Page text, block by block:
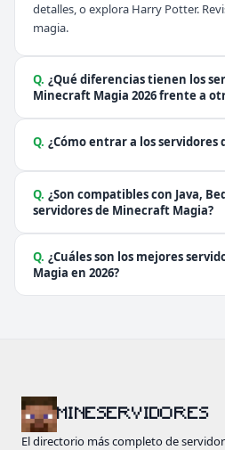
detalles, o explora Harry Potter.
magia.
Q. ¿Qué diferencias tienen los
Minecraft Magia 2026 frente a
Q. ¿Cómo entrar a los servidores
Q. ¿Son compatibles con Java,
servidores de Minecraft Magia?
Q. ¿Cuáles son los mejores
Magia en 2026?
MINESERVIDORES
El directorio más completo de